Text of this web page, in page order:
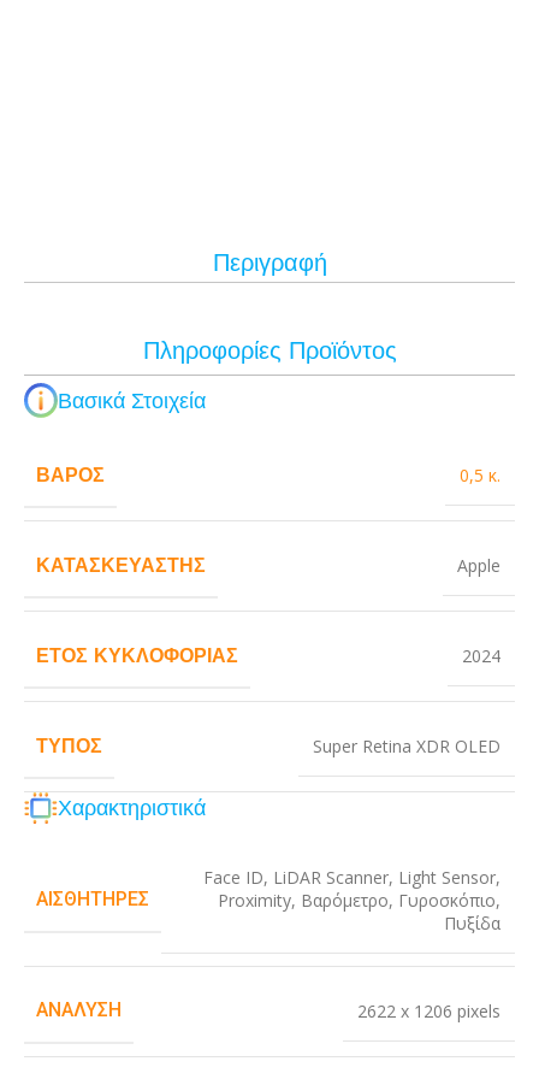
Περιγραφή
Πληροφορίες Προϊόντος
Βασικά Στοιχεία
ΒΆΡΟΣ 0,5 κ.
ΚΑΤΑΣΚΕΥΑΣΤΉΣ Apple
ΈΤΟΣ ΚΥΚΛΟΦΟΡΊΑΣ 2024
ΤΎΠΟΣ Super Retina XDR OLED
Χαρακτηριστικά
ΑΙΣΘΗΤΉΡΕΣ
Face ID, LiDAR Scanner, Light Sensor,
Proximity, Βαρόμετρο, Γυροσκόπιο,
Πυξίδα
ΑΝΆΛΥΣΗ 2622 x 1206 pixels